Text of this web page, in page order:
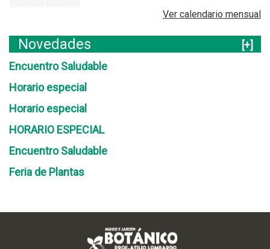
Ver calendario mensual
Novedades
[+]
Encuentro Saludable
Horario especial
Horario especial
HORARIO ESPECIAL
Encuentro Saludable
Feria de Plantas